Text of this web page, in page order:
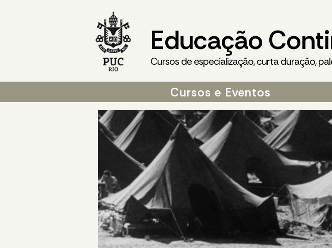
Educação
Cursos de especialização, curta duração,
Cursos e Eventos